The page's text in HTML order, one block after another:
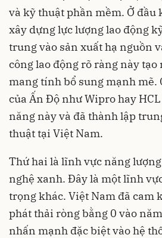
và kỹ thuật phần mềm. Ở đầu
xây dựng lực lượng lao động
trung vào sản xuất hạ nguồn
công lao động rõ ràng này tạo
mang tính bổ sung mạnh mẽ.
của Ấn Độ như Wipro hay
năng này và đã thành lập
thuật tại Việt Nam.
Thứ hai là lĩnh vực năng
nghệ xanh. Đây là một lĩnh
trọng khác. Việt Nam đã cam
phát thải ròng bằng 0 vào
nhấn mạnh đặc biệt vào hệ